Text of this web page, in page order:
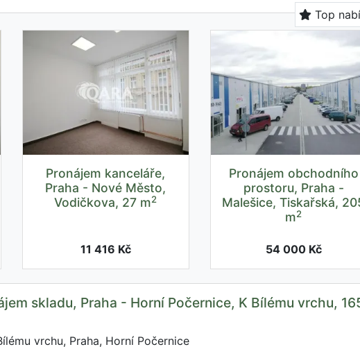
Top
Pronájem kanceláře,
Praha - Nové Město,
Vodičkova, 27 m2
11 416 Kč
Pronájem obchodního
prostoru, Praha -
Malešice, Tiskařská,
m2
54 000 Kč
skladu, Praha - Horní Počernice, K Bílému vrchu,
vrchu, Praha, Horní Počernice